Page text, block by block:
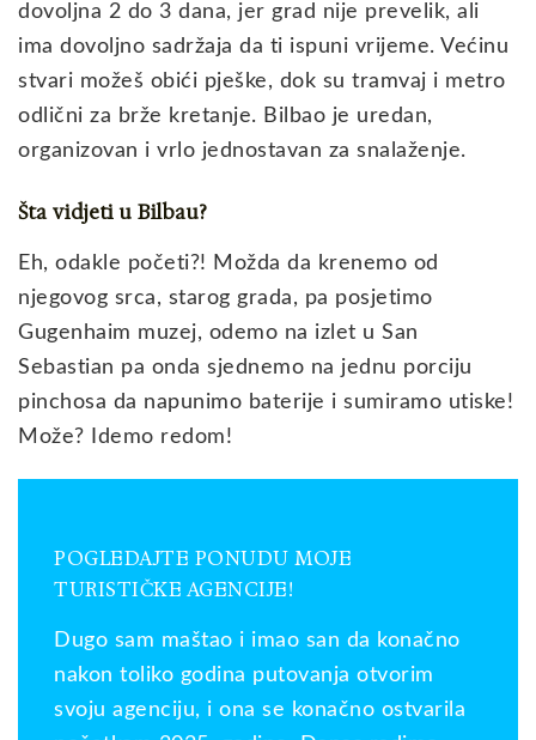
dovoljna 2 do 3 dana, jer grad nije prevelik, ali
ima dovoljno sadržaja da ti ispuni vrijeme. Većinu
stvari možeš obići pješke, dok su tramvaj i metro
odlični za brže kretanje. Bilbao je uredan,
organizovan i vrlo jednostavan za snalaženje.
Šta vidjeti u Bilbau?
Eh, odakle početi?! Možda da krenemo od
njegovog srca, starog grada, pa posjetimo
Gugenhaim muzej, odemo na izlet u San
Sebastian pa onda sjednemo na jednu porciju
pinchosa da napunimo baterije i sumiramo utiske!
Može? Idemo redom!
POGLEDAJTE PONUDU MOJE
TURISTIČKE AGENCIJE!
Dugo sam maštao i imao san da konačno
nakon toliko godina putovanja otvorim
svoju agenciju, i ona se konačno ostvarila